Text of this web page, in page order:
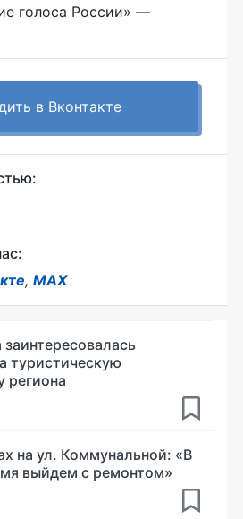
голоса России» —
в Вконтакте
, MAX
заинтересовалась
туристическую
региона
на ул. Коммунальной: «В
выйдем с ремонтом»